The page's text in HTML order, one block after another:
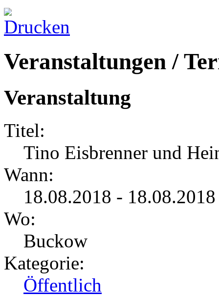
Veranstaltungen /
Veranstaltung
Titel:
Tino Eisbrenner und
Wann:
18.08.2018 -
Wo:
Buckow
Kategorie:
Öffentlich